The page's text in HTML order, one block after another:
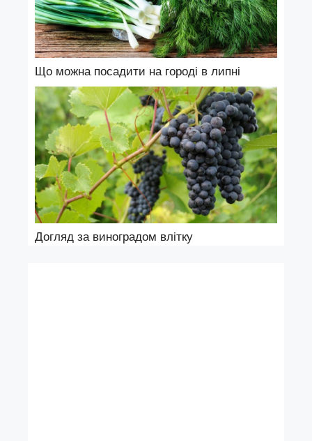
Що можна посадити на городі в липні
Догляд за виноградом влітку